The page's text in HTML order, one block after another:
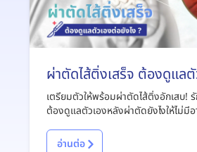
ผ่าตัดไส้ติ่งเสร็จ ต้องดูแล
?
เตรียมตัวให้พร้อมผ่าตัดไส้ติ่งอักเสบ!
ต้องดูแลตัวเองหลังผ่าตัดยังไงให้ไม่มี
อ่านต่อ